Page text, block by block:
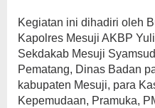
Kegiatan ini dihadiri oleh
Kapolres Mesuji AKBP
Sekdakab Mesuji
Pematang, Dinas Badan
kabupaten Mesuji, para
Kepemudaan, Pramuka,